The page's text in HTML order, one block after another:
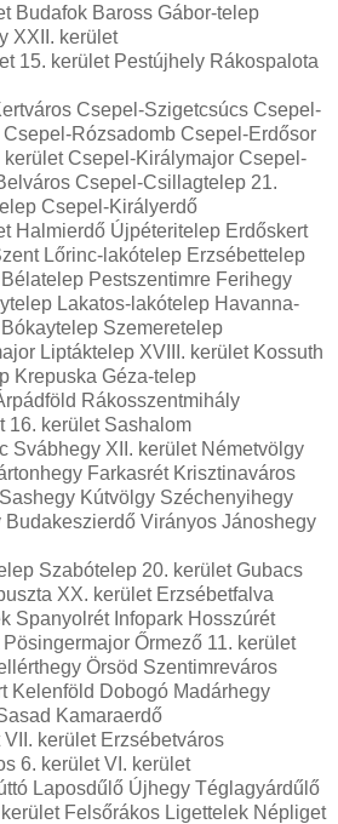
Budafok Baross Gábor-telep
XXII. kerület
15. kerület Pestújhely Rákospalota
Csepel-Szigetcsúcs Csepel-
Rózsadomb Csepel-Erdősor
Csepel-Királymajor Csepel-
Csepel-Csillagtelep 21.
Csepel-Királyerdő
Halmierdő Újpéteritelep Erdőskert
Lőrinc-lakótelep Erzsébettelep
Pestszentimre Ferihegy
Lakatos-lakótelep Havanna-
Szemeretelep
Liptáktelep XVIII. kerület Kossuth
Krepuska Géza-telep
Rákosszentmihály
16. kerület Sashalom
Svábhegy XII. kerület Németvölgy
Farkasrét Krisztinaváros
Kútvölgy Széchenyihegy
Budakeszierdő Virányos Jánoshegy
Szabótelep 20. kerület Gubacs
XX. kerület Erzsébetfalva
Spanyolrét Infopark Hosszúrét
Őrmező 11. kerület
Örsöd Szentimreváros
Kelenföld Dobogó Madárhegy
Kamaraerdő
kerület Erzsébetváros
6. kerület VI. kerület
Laposdűlő Újhegy Téglagyárdűlő
Felsőrákos Ligettelek Népliget